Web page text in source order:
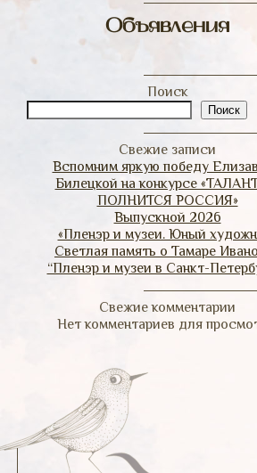
Объявления
Поиск
Поиск
Свежие записи
Вспомним яркую победу
Билецкой на конкурсе
ПОЛНИТСЯ РОССИЯ»
Выпускной 2026
«Пленэр и музеи. Юный
Светлая память о Тамаре
“Пленэр и музеи в Санкт-
Свежие комментарии
Нет комментариев для